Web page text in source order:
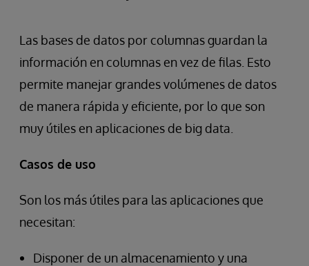
Las bases de datos por columnas guardan la
información en columnas en vez de filas. Esto
permite manejar grandes volúmenes de datos
de manera rápida y eficiente, por lo que son
muy útiles en aplicaciones de big data.
Casos de uso
Son los más útiles para las aplicaciones que
necesitan:
Disponer de un almacenamiento y una